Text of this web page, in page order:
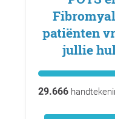
patiënten
jullie
29.666